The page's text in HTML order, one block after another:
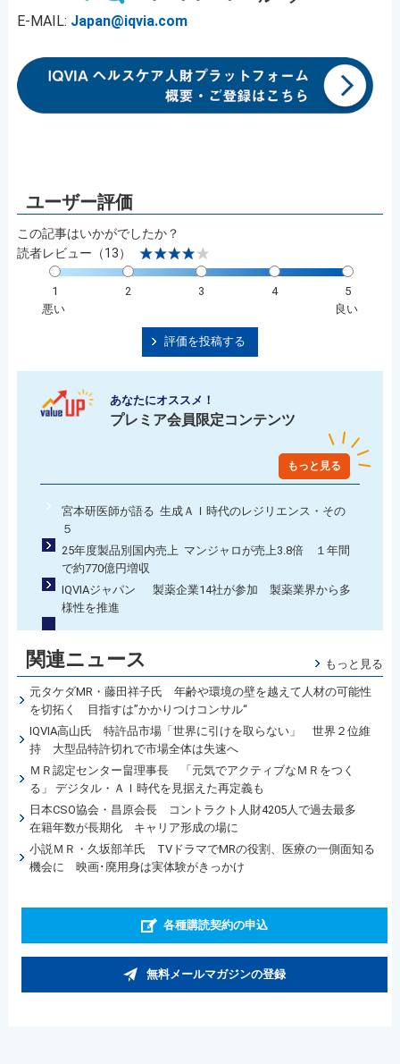
E-MAIL: Japan@iqvia.com
この記事はいかがでしたか？
読者レビュー（13）
1 2 3 4
5
悪い
良い
評価を投稿する
あなたにオススメ！
プレミア会員限定コンテンツ
もっと見る
宮本研医師が語る 生成ＡＩ時代のレジリエンス・その
５
25年度製品別国内売上 マンジャロが売上3.8倍 １年間
で約770億円増収
IQVIAジャパン 製薬企業14社が参加 製薬業界から多
様性を推進
関連ニュース もっと見る
元タケダMR・藤田祥子氏 年齢や環境の壁を越えて人材の可能性
を切拓く 目指すは”かかりつけコンサル“
IQVIA高山氏 特許品市場「世界に引けを取らない」 世界２位維
持 大型品特許切れで市場全体は失速へ
ＭＲ認定センター畠理事長 「元気でアクティブなＭＲをつく
る」 デジタル・ＡＩ時代を見据えた再定義も
日本CSO協会・昌原会長 コントラクト人財4205人で過去最多
在籍年数が長期化 キャリア形成の場に
小説ＭＲ・久坂部羊氏 TVドラマでMRの役割、医療の一側面知る
機会に 映画･廃用身は実体験がきっかけ
各種購読契約の申込
無料メールマガジンの登録